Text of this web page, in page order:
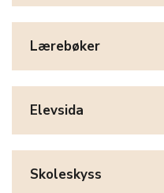
Lærebøker
Elevsida
Skoleskyss